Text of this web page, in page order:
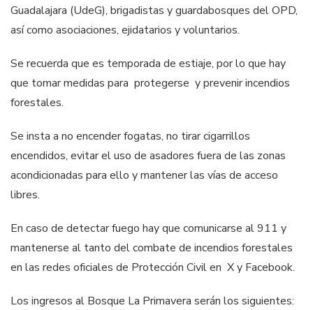
Guadalajara (UdeG), brigadistas y guardabosques del OPD,
así como asociaciones, ejidatarios y voluntarios.
Se recuerda que es temporada de estiaje, por lo que hay
que tomar medidas para protegerse y prevenir incendios
forestales.
Se insta a no encender fogatas, no tirar cigarrillos
encendidos, evitar el uso de asadores fuera de las zonas
acondicionadas para ello y mantener las vías de acceso
libres.
En caso de detectar fuego hay que comunicarse al 911 y
mantenerse al tanto del combate de incendios forestales
en las redes oficiales de Protección Civil en X y Facebook.
Los ingresos al Bosque La Primavera serán los siguientes: